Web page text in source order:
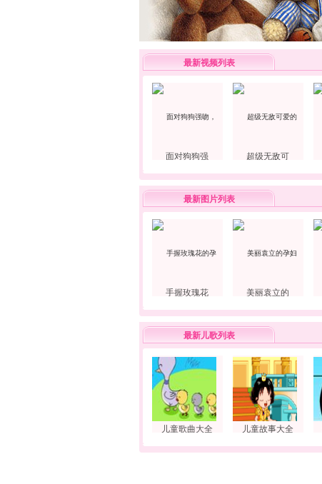
最新视频列表
面对狗狗强 超级无敌可
最新图片列表
手握玫瑰花 美丽袁立的
最新儿歌列表
儿童歌曲大全 儿童故事大全